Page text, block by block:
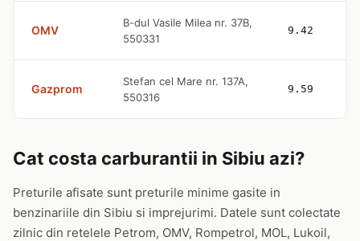
OMV
B-dul Vasile Milea nr. 37B,
550331
9.42
Gazprom
Stefan cel Mare nr. 137A,
550316
9.59
Cat costa carburantii in Sibiu azi?
Preturile afisate sunt preturile minime gasite in
benzinariile din Sibiu si imprejurimi. Datele sunt colectate
zilnic din retelele Petrom, OMV, Rompetrol, MOL, Lukoil,